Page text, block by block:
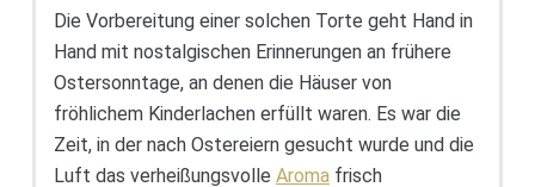
Die Vorbereitung einer solchen Torte geht Hand in
Hand mit nostalgischen Erinnerungen an frühere
Ostersonntage, an denen die Häuser von
fröhlichem Kinderlachen erfüllt waren. Es war die
Zeit, in der nach Ostereiern gesucht wurde und die
Luft das verheißungsvolle Aromafrisch